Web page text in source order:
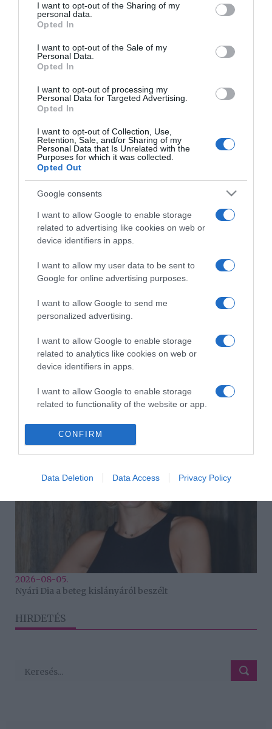
not limited to your visit or usage behaviour. You may click to
grant or deny consent to Google and its third-party tags to
use your data for below specified purposes in below Google
consent section.
I want to opt-out of the Sharing of my
personal data.
Opted In
I want to opt-out of the Sale of my
Personal Data.
Opted In
I want to opt-out of processing my
Personal Data for Targeted Advertising.
Opted In
I want to opt-out of Collection, Use,
Retention, Sale, and/or Sharing of my
Personal Data that Is Unrelated with the
Purposes for which it was collected.
Opted Out
Google consents
I want to allow Google to enable storage
related to advertising like cookies on web or
device identifiers in apps.
I want to allow my user data to be sent to
Google for online advertising purposes.
I want to allow Google to send me
personalized advertising.
I want to allow Google to enable storage
related to analytics like cookies on web or
device identifiers in apps.
I want to allow Google to enable storage
related to functionality of the website or app.
CONFIRM
Data Deletion Data Access Privacy Policy
2026-08-05.
Hogyan élj együtt egy érzelmileg elérhetetlen férfival? 8
2026-08-05.
Jegeskávé (Mogyorós-Kókuszos Hűsítő)
2026-08-05.
Hőségriadó a családban
2026-08-05.
Nyári Dia a beteg kislányáról beszélt
HIRDETÉS